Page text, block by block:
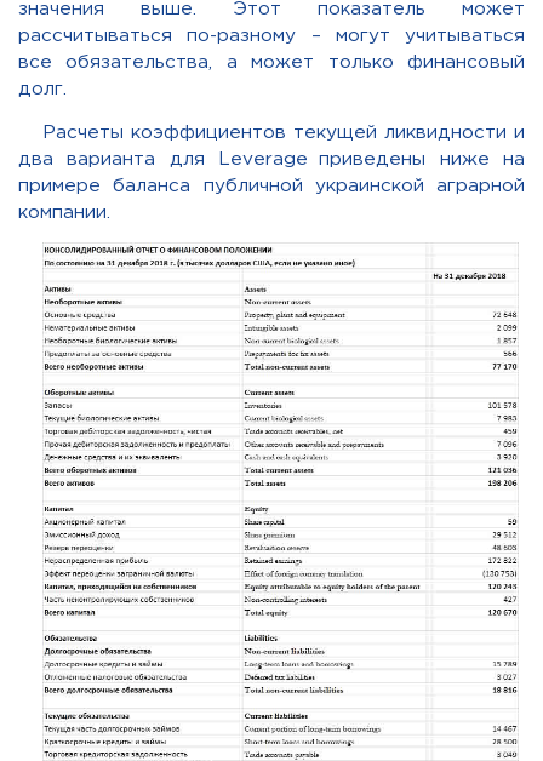
значения выше. Этот показатель может
рассчитываться по-разному – могут учитываться
все обязательства, а может только финансовый
долг.
Расчеты коэффициентов текущей ликвидности и
два варианта для
Leverage
приведены ниже на
примере баланса публичной украинской аграрной
компании.